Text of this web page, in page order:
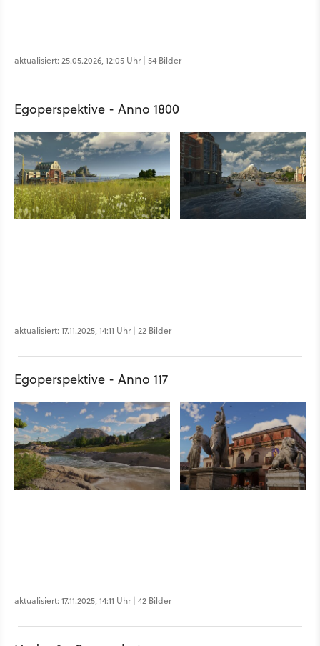
aktualisiert: 25.05.2026, 12:05 Uhr | 54 Bilder
Egoperspektive - Anno 1800
aktualisiert: 17.11.2025, 14:11 Uhr | 22 Bilder
Egoperspektive - Anno 117
aktualisiert: 17.11.2025, 14:11 Uhr | 42 Bilder